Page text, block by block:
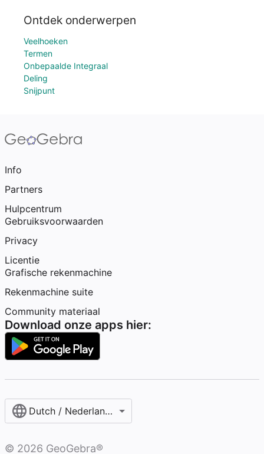
Ontdek onderwerpen
Veelhoeken
Termen
Onbepaalde Integraal
Deling
Snijpunt
Info
Partners
Hulpcentrum
Gebruiksvoorwaarden
Privacy
Licentie
Grafische rekenmachine
Rekenmachine suite
Community materiaal
Download onze apps hier:
Dutch / Nederlands‎ (België)‎
© 2026 GeoGebra®